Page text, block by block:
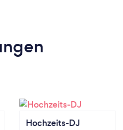
Hochzeits-DJ